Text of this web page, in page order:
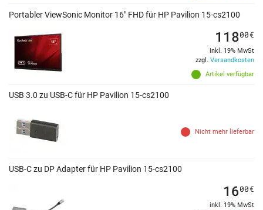
Portabler ViewSonic Monitor 16" FHD für HP Pavilion 15-cs2100
Artikel verfügbar
11800€
inkl. 19% MwSt
zzgl. Versandkosten
USB 3.0 zu USB-C für HP Pavilion 15-cs2100
Nicht mehr lieferbar
USB-C zu DP Adapter für HP Pavilion 15-cs2100
1600€
inkl. 19% MwSt